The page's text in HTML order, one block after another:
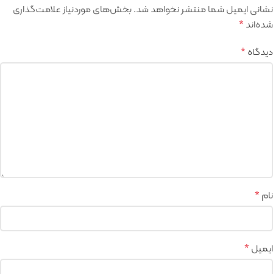
نشانی ایمیل شما منتشر نخواهد شد.بخش‌های موردنیاز علامت‌گذاری
شده‌اند*
دیدگاه*
نام*
ایمیل*